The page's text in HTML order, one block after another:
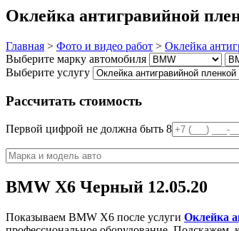
Оклейка антигравийной
Главная > Фото и видео работ > Оклейка
Выберите марку автомобиля
Выберите услугу
Рассчитать стоимость
Первой цифрой не должна быть 8
BMW X6 Черный 12.05.20
Показываем BMW X6 после услуги Оклейка